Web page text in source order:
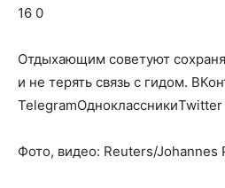
16 0
Отдыхающим советуют
и не терять связь с гидом.
TelegramОдноклассникиTwitter
Фото, видео: Reuters/Johannes